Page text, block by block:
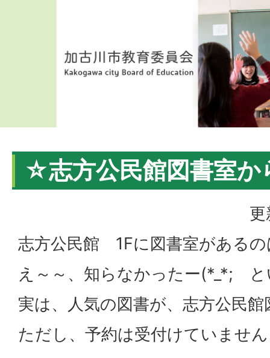
☆志方公民館図書室
志方公民館 1Fに図書室がある
え～～、知らなかったー(*_*;
実は、人気の図書が、志方公民
ただし、予約は受付けていませ